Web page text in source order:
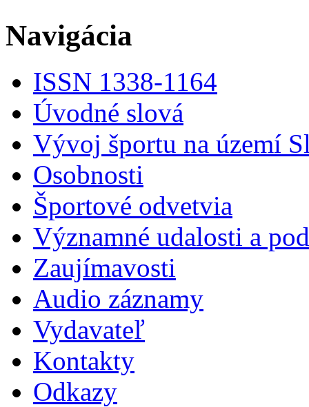
Navigácia
ISSN 1338-1164
Úvodné slová
Vývoj športu na území
Osobnosti
Športové odvetvia
Významné udalosti a
Zaujímavosti
Audio záznamy
Vydavateľ
Kontakty
Odkazy